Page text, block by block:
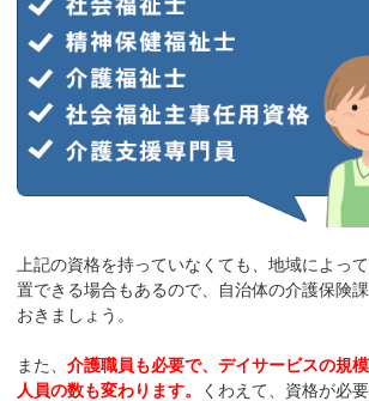
上記の資格を持っていなくても、地域によっ
置できる場合もあるので、自治体の介護保険
おきましょう。
また、介護職員も必要で、デイサービスの規
人員の数も変わります。
くわえて、資格が必